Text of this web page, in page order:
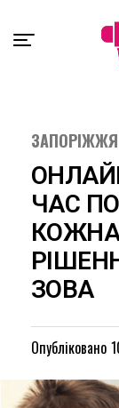
ЗАПОРІЖЖЯ
ЧАС
ЗОВА
Опубліковано